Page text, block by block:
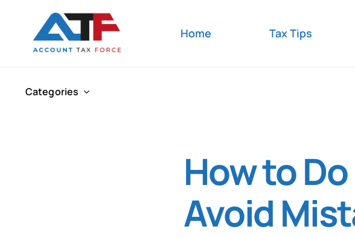
content
Home Tax Tips
Categories
How to
Avoid